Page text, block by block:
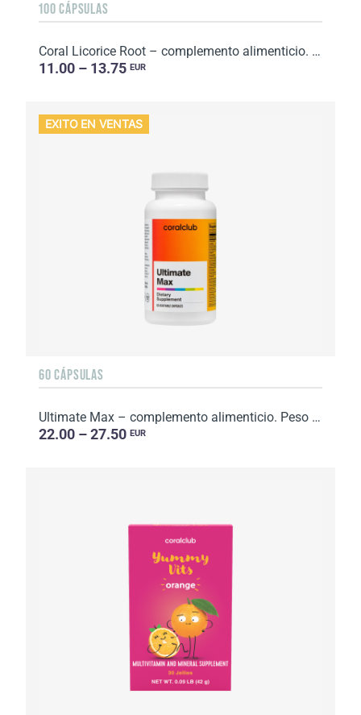
100 CÁPSULAS
Coral Licorice Root – complemento alimenticio. Peso neto: 51 g.
11.00 – 13.75 EUR
EXITO EN VENTAS
60 CÁPSULAS
Ultimate Max – complemento alimenticio. Peso neto: 52 g.
22.00 – 27.50 EUR